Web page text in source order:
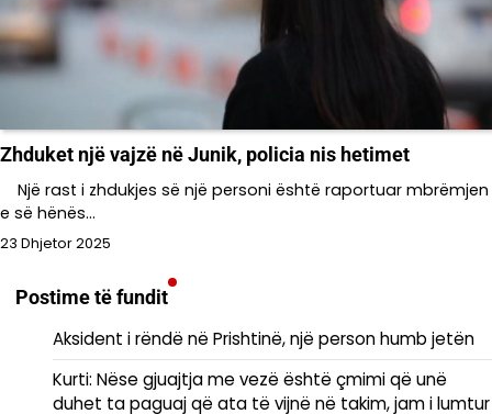
Zhduket një vajzë në Junik, policia nis hetimet
Një rast i zhdukjes së një personi është raportuar mbrëmjen
e së hënës…
23 Dhjetor 2025
Postime të fundit
Aksident i rëndë në Prishtinë, një person humb jetën
Kurti: Nëse gjuajtja me vezë është çmimi që unë
duhet ta paguaj që ata të vijnë në takim, jam i lumtur